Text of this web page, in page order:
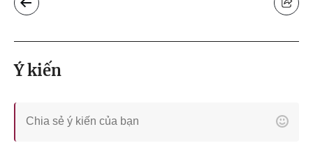
Ý kiến